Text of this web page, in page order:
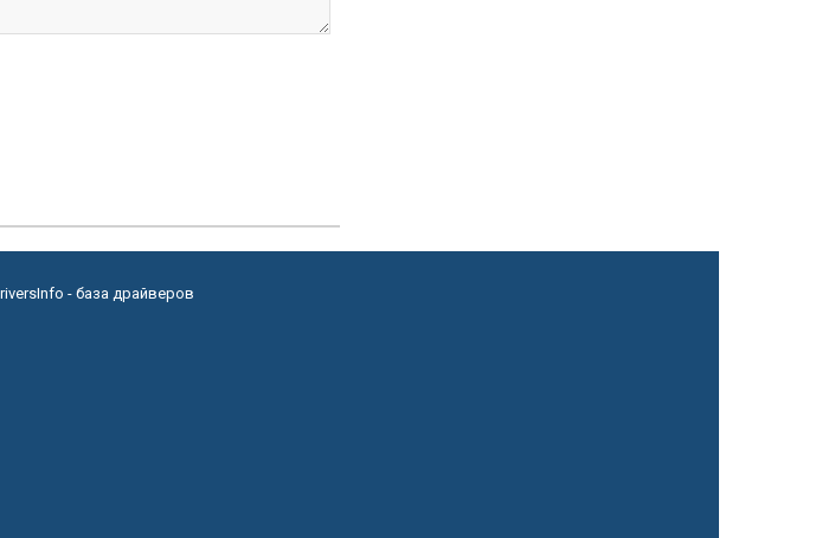
- база драйверов